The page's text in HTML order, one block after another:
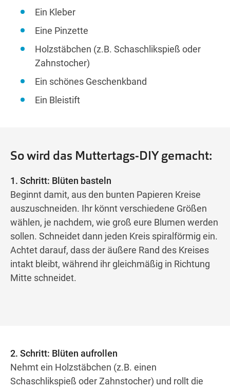
Ein Kleber
Eine Pinzette
Holzstäbchen (z.B. Schaschlikspieß oder
Zahnstocher)
Ein schönes Geschenkband
Ein Bleistift
So wird das Muttertags-DIY gemacht:
1. Schritt: Blüten basteln
Beginnt damit, aus den bunten Papieren Kreise
auszuschneiden. Ihr könnt verschiedene Größen
wählen, je nachdem, wie groß eure Blumen werden
sollen. Schneidet dann jeden Kreis spiralförmig ein.
Achtet darauf, dass der äußere Rand des Kreises
intakt bleibt, während ihr gleichmäßig in Richtung
Mitte schneidet.
2. Schritt: Blüten aufrollen
Nehmt ein Holzstäbchen (z.B. einen
Schaschlikspieß oder Zahnstocher) und rollt die